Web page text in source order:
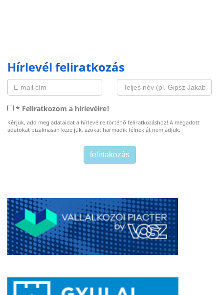
Hírlevél feliratkozás
* Feliratkozom a hírlevélre!
Kérjük, add meg adataidat a hírlevélre történő feliratkozáshoz! A megadott
adatokat bizalmasan kezeljük, azokat harmadik félnek át nem adjuk.